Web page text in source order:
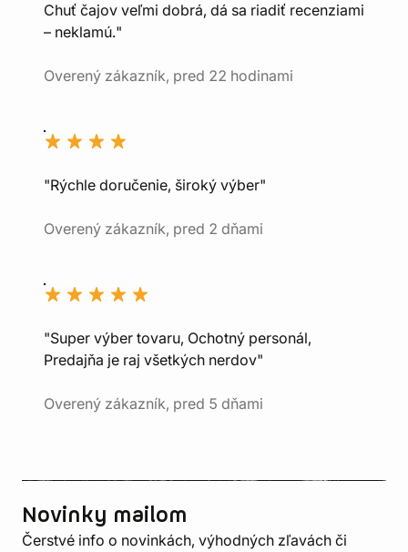
Chuť čajov veľmi dobrá, dá sa riadiť recenziami
– neklamú."
Overený zákazník, pred 22 hodinami
"Rýchle doručenie, široký výber"
Overený zákazník, pred 2 dňami
"Super výber tovaru, Ochotný personál,
Predajňa je raj všetkých nerdov"
Overený zákazník, pred 5 dňami
Novinky mailom
Čerstvé info o novinkách, výhodných zľavách či